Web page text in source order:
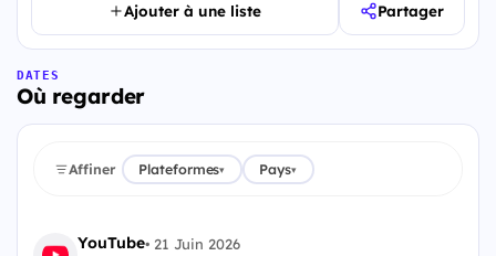
Ajouter à une liste Partager
DATES
Où regarder
Affiner Plateformes▾ Pays▾
YouTube• 21 Juin 2026